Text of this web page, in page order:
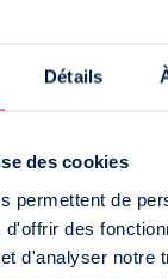
Détails
des cookies
permettent de
d'offrir des
d'analyser notre
utilitaires, couvrant
Toulouse
Strasbourg